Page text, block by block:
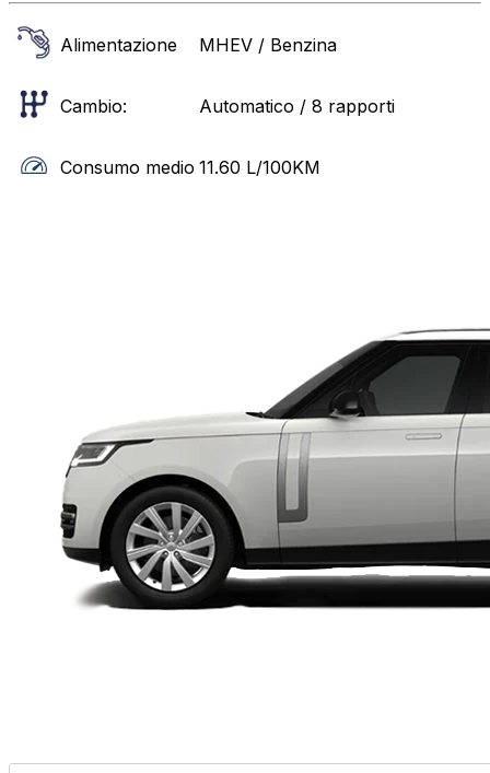
Alimentazione MHEV / Benzina
Cambio: Automatico / 8 rapporti
Consumo medio 11.60 L/100KM